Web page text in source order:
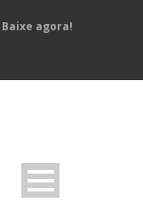
Baixe agora!